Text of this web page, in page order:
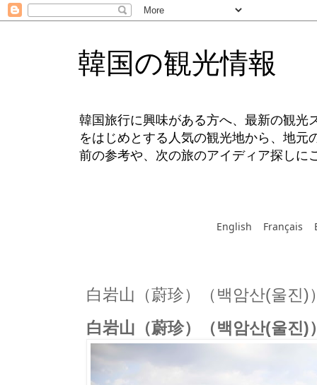
韓国の観光情報
韓国旅行に興味がある方へ、最新の観光
をはじめとする人気の観光地から、地
前の参考や、次の旅のアイディア探しに
English Français
白岩山（蔚珍）（백암산(울진)
白岩山（蔚珍）（백암산(울진)